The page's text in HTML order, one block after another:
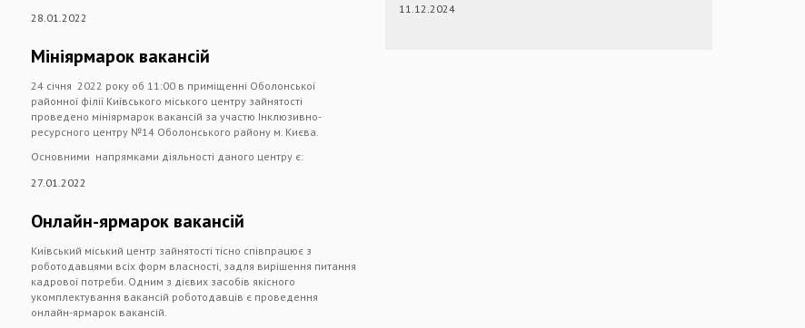
28.01.2022
Мініярмарок вакансій
24 січня 2022 року об 11:00 в приміщенні Оболонської
районної філії Київського міського центру зайнятості
проведено мініярмарок вакансій за участю Інклюзивно-
ресурсного центру №14 Оболонського району м. Києва.
Основними напрямками діяльності даного центру є:
27.01.2022
Онлайн-ярмарок вакансій
Київський міський центр зайнятості тісно співпрацює з
роботодавцями всіх форм власності, задля вирішення питання
кадрової потреби. Одним з дієвих засобів якісного
укомплектування вакансій роботодавців є проведення
онлайн-ярмарок вакансій.
11.12.2024